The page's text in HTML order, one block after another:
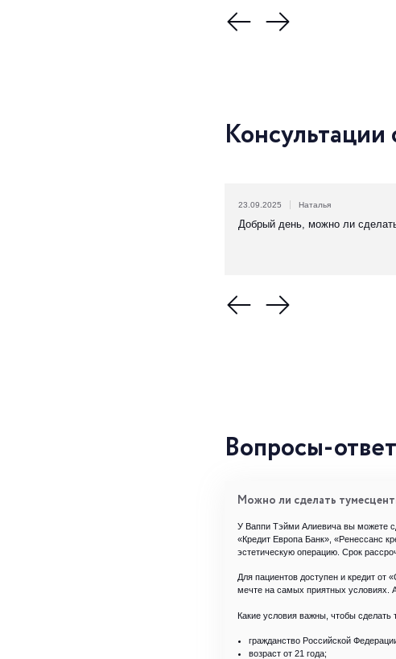
Консультации
23.09.2025 Наталья
Добрый день, можно ли
Вопросы-
Можно ли сделать
У Ваппи Тэйми Алиевича вы можете
«Кредит Европа Банк», «Ренессанс
эстетическую операцию. Срок
Для пациентов доступен и кредит от
мечте на самых приятных условиях.
Какие условия важны, чтобы сделать
гражданство Российской
возраст от 21 года;